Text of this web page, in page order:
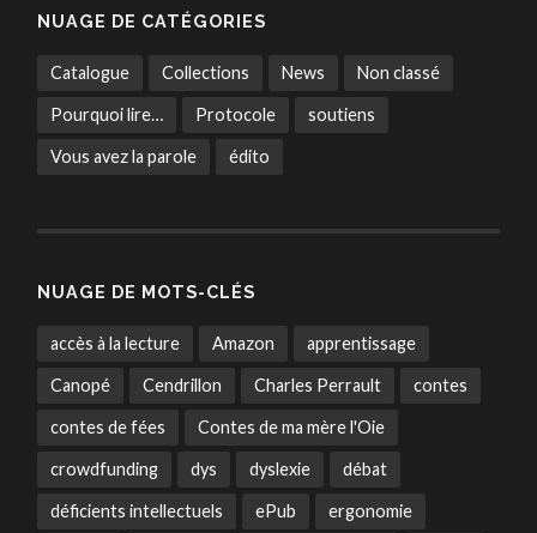
NUAGE DE CATÉGORIES
Catalogue Collections News Non classé
Pourquoi lire… Protocole soutiens
Vous avez la parole édito
NUAGE DE MOTS-CLÉS
accès à la lecture Amazon apprentissage
Canopé Cendrillon Charles Perrault contes
contes de fées Contes de ma mère l'Oie
crowdfunding dys dyslexie débat
déficients intellectuels ePub ergonomie